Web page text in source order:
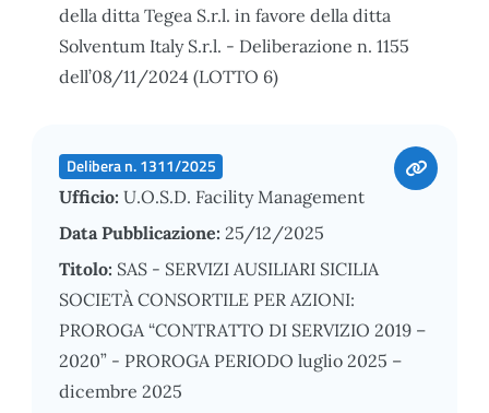
della ditta Tegea S.r.l. in favore della ditta
Solventum Italy S.r.l. - Deliberazione n. 1155
dell’08/11/2024 (LOTTO 6)
Delibera n. 1311/2025
Ufficio: U.O.S.D. Facility Management
Data Pubblicazione: 25/12/2025
Titolo: SAS - SERVIZI AUSILIARI SICILIA
SOCIETÀ CONSORTILE PER AZIONI:
PROROGA “CONTRATTO DI SERVIZIO 2019 –
2020” - PROROGA PERIODO luglio 2025 –
dicembre 2025